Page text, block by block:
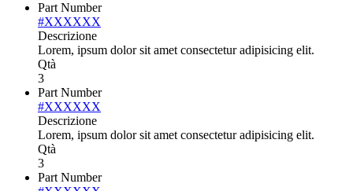
Part Number
#XXXXXX
Descrizione
Lorem, ipsum dolor sit amet consectetur adipisicing elit.
Qtà
3
Part Number
#XXXXXX
Descrizione
Lorem, ipsum dolor sit amet consectetur adipisicing elit.
Qtà
3
Part Number